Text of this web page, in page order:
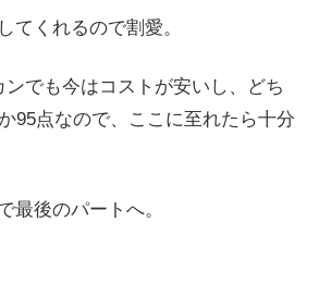
てくれるので割愛。
ンでも今はコストが安いし、どち
95点なので、ここに至れたら十分
最後のパートへ。